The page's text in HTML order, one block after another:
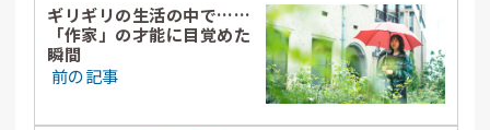
ギリギリの生活の中で……
「作家」の才能に目覚めた
瞬間
前の記事